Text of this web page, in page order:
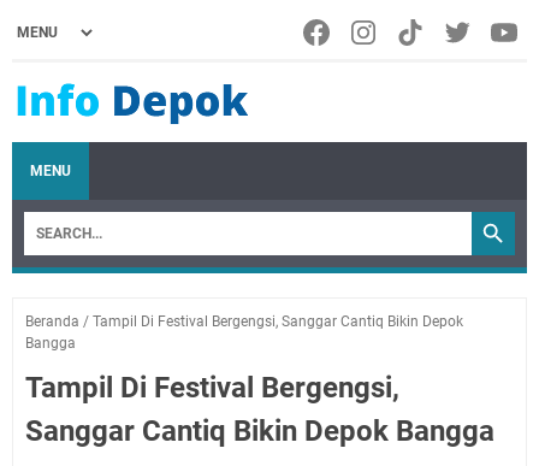
MENU
Beranda / Tampil Di Festival Bergengsi, Sanggar Cantiq Bikin Depok
Bangga
Tampil Di Festival Bergengsi,
Sanggar Cantiq Bikin Depok Bangga